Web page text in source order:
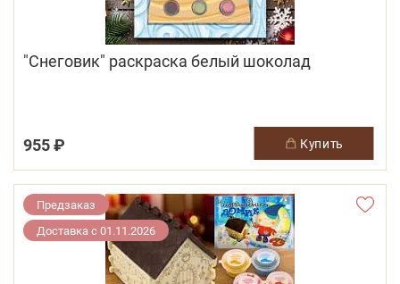
"Снеговик" раскраска белый шоколад
955 ₽ купить
Предзаказ
Доставка с 01.11.2026